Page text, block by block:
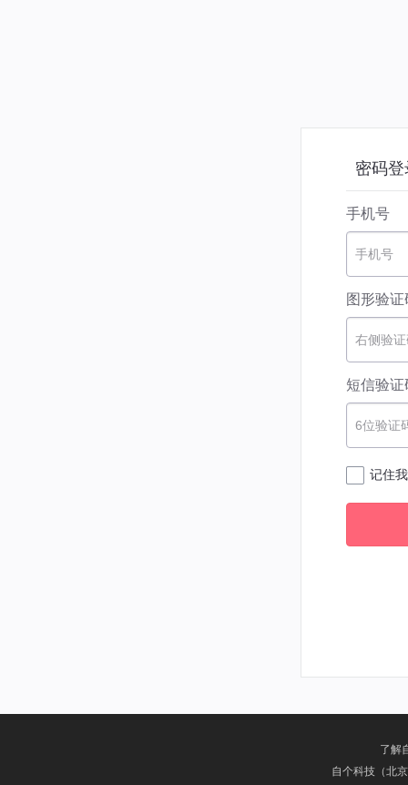
密码登
手机号
手机号
图形验证
右侧验
短信验证
6位验证
记住我
了解
自个科技（北